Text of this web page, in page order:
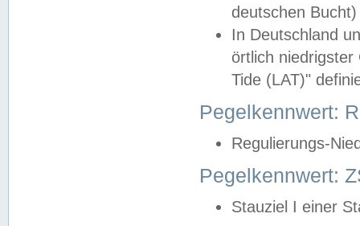
deutschen
In Deutschland
örtlich
Tide (LAT)"
Pegelkennwert:
Regulierungs-
Pegelkennwert:
Stauziel I einer